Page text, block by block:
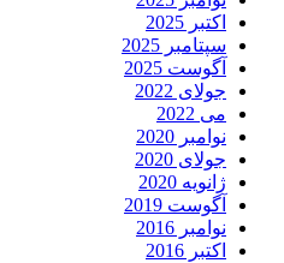
اکتبر 2025
سپتامبر 2025
آگوست 2025
جولای 2022
می 2022
نوامبر 2020
جولای 2020
ژانویه 2020
آگوست 2019
نوامبر 2016
اکتبر 2016